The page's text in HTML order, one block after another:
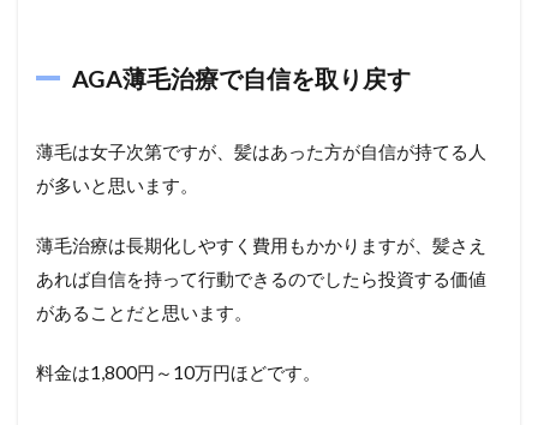
AGA薄毛治療で自信を取り戻す
薄毛は女子次第ですが、髪はあった方が自信が持てる人
が多いと思います。
薄毛治療は長期化しやすく費用もかかりますが、髪さえ
あれば自信を持って行動できるのでしたら投資する価値
があることだと思います。
料金は1,800円～10万円ほどです。